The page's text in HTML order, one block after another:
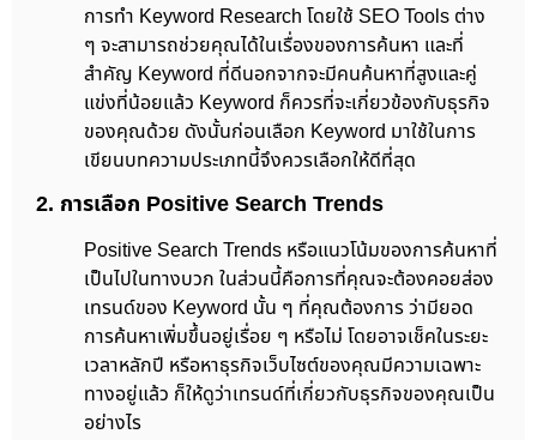
การทำ Keyword Research โดยใช้ SEO Tools ต่าง
ๆ จะสามารถช่วยคุณได้ในเรื่องของการค้นหา และที่
สำคัญ Keyword ที่ดีนอกจากจะมีคนค้นหาที่สูงและคู่
แข่งที่น้อยแล้ว Keyword ก็ควรที่จะเกี่ยวข้องกับธุรกิจ
ของคุณด้วย ดังนั้นก่อนเลือก Keyword มาใช้ในการ
เขียนบทความประเภทนี้จึงควรเลือกให้ดีที่สุด
2. การเลือก Positive Search Trends
Positive Search Trends หรือแนวโน้มของการค้นหาที่
เป็นไปในทางบวก ในส่วนนี้คือการที่คุณจะต้องคอยส่อง
เทรนด์ของ Keyword นั้น ๆ ที่คุณต้องการ ว่ามียอด
การค้นหาเพิ่มขึ้นอยู่เรื่อย ๆ หรือไม่ โดยอาจเช็คในระยะ
เวลาหลักปี หรือหาธุรกิจเว็บไซต์ของคุณมีความเฉพาะ
ทางอยู่แล้ว ก็ให้ดูว่าเทรนด์ที่เกี่ยวกับธุรกิจของคุณเป็น
อย่างไร